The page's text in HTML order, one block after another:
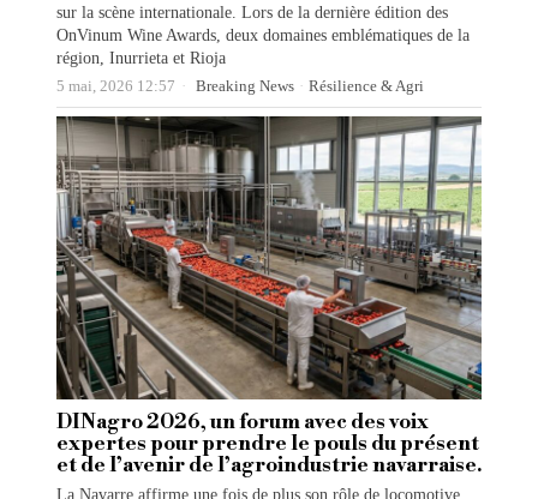
sur la scène internationale. Lors de la dernière édition des
OnVinum Wine Awards, deux domaines emblématiques de la
région, Inurrieta et Rioja
5 mai, 2026 12:57 Breaking News · Résilience & Agri
DINagro 2026, un forum avec des voix
expertes pour prendre le pouls du présent
et de l’avenir de l’agroindustrie navarraise.
La Navarre affirme une fois de plus son rôle de locomotive